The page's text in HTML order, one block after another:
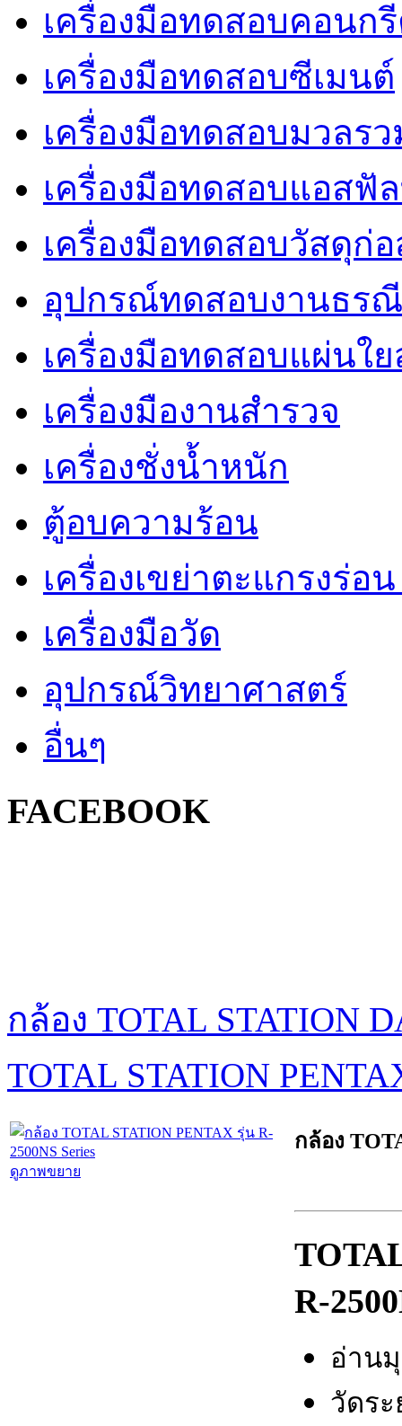
เครื่องมือทดสอบคอนก
เครื่องมือทดสอบซีเมนต์
เครื่องมือทดสอบมวลร
เครื่องมือทดสอบแอสฟั
เครื่องมือทดสอบวัสดุก่อ
อุปกรณ์ทดสอบงานธรณี
เครื่องมือทดสอบแผ่นใย
เครื่องมืองานสำรวจ
เครื่องชั่งน้ำหนัก
ตู้อบความร้อน
เครื่องเขย่าตะแกรงร่อ
เครื่องมือวัด
อุปกรณ์วิทยาศาสตร์
อื่นๆ
FACEBOOK
กล้อง TOTAL STATION
TOTAL STATION
ดูภาพขยาย
กล้อง
R-
อ่าน
วัดระ